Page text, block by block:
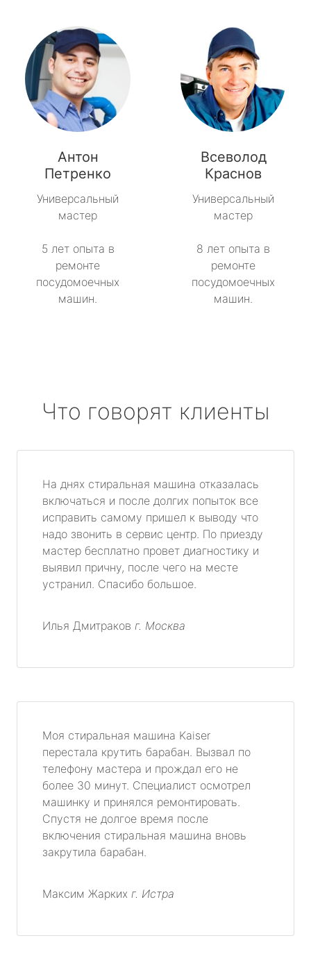
Антон
Петренко
Универсальный
мастер
5 лет опыта в
ремонте
посудомоечных
машин.
Всеволод
Краснов
Универсальный
мастер
8 лет опыта в
ремонте
посудомоечных
машин.
Что говорят клиенты
На днях стиральная машина отказалась
включаться и после долгих попыток все
исправить самому пришел к выводу что
надо звонить в сервис центр. По приезду
мастер бесплатно провет диагностику и
выявил причну, после чего на месте
устранил. Спасибо большое.
Илья Дмитраков г. Москва
Моя стиральная машина Kaiser
перестала крутить барабан. Вызвал по
телефону мастера и прождал его не
более 30 минут. Специалист осмотрел
машинку и принялся ремонтировать.
Спустя не долгое время после
включения стиральная машина вновь
закрутила барабан.
Максим Жарких г. Истра